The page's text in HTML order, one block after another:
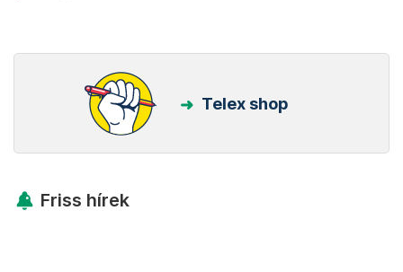
Telex shop
Friss hírek